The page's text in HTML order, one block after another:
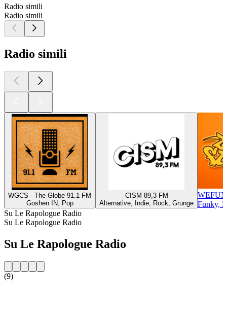
Radio simili
Radio simili
Radio simili
WGCS - The Globe 91.1 FM
Goshen IN, Pop
CISM 89,3 FM
Alternative, Indie, Rock, Grunge Funky,
Su Le Rapologue Radio
Su Le Rapologue Radio
Su Le Rapologue Radio
(9)